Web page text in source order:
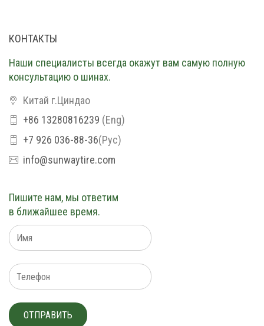
КОНТАКТЫ
Наши специалисты всегда окажут вам самую полную
консультацию о шинах.
Китай г.Циндао
+86 13280816239 (Eng)
+7 926 036-88-36(Рус)
info@sunwaytire.com
Пишите нам, мы ответим
в ближайшее время.